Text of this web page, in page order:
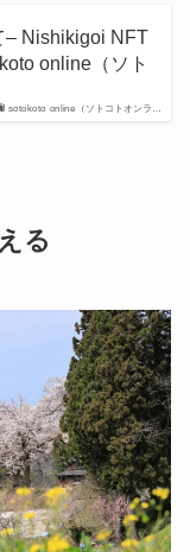
sotokoto online（ソトコトオンラ…
– Nishikigoi NFT
online（ソト
る